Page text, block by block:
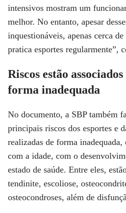
intensivos mostram um
melhor. No entanto, apesar
inquestionáveis, apenas cerca
pratica esportes regularmente”,
Riscos estão
forma inadequada
No documento, a SBP também
principais riscos dos esportes e
realizadas de forma inadequada,
com a idade, com o
estado de saúde. Entre eles,
tendinite, escoliose,
osteocondroses, além de